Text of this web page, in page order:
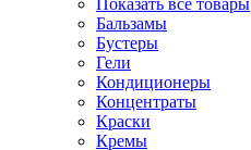
Показать все товары
Бальзамы
Бустеры
Гели
Кондиционеры
Концентраты
Краски
Кремы